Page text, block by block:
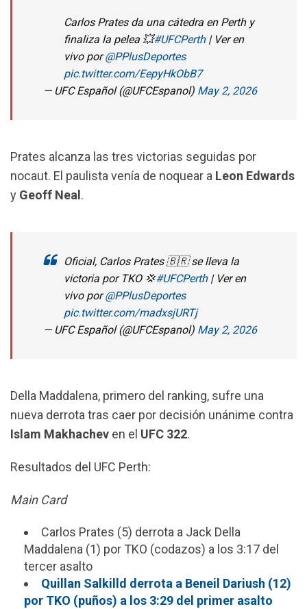
Carlos Prates da una cátedra en Perth y
finaliza la pelea 💥#UFCPerth| Ver en
vivo por@PPlusDeportes
pic.twitter.com/EepyHkObB7
— UFC Español (@UFCEspanol) May 2, 2026
Prates alcanza las tres victorias seguidas por
nocaut. El paulista venía de noquear a Leon Edwards
y Geoff Neal.
Oficial, Carlos Prates 🇧🇷 se lleva la
victoria por TKO 💢#UFCPerth| Ver en
vivo por@PPlusDeportes
pic.twitter.com/madxsjURTj
— UFC Español (@UFCEspanol) May 2, 2026
Della Maddalena, primero del ranking, sufre una
nueva derrota tras caer por decisión unánime contra
Islam Makhachev en el UFC 322.
Resultados del UFC Perth:
Main Card
Carlos Prates (5) derrota a Jack Della
Maddalena (1) por TKO (codazos) a los 3:17 del
tercer asalto
Quillan Salkilld derrota a Beneil Dariush (12)
por TKO (puños) a los 3:29 del primer asalto